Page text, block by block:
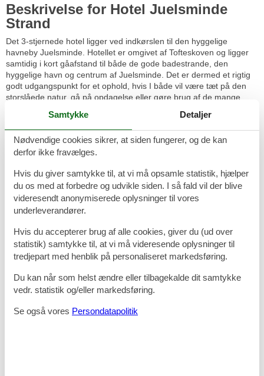
Beskrivelse for Hotel Juelsminde
Strand
Det 3-stjernede hotel ligger ved indkørslen til den hyggelige
havneby Juelsminde. Hotellet er omgivet af Tofteskoven og ligger
samtidig i kort gåafstand til både de gode badestrande, den
hyggelige havn og centrum af Juelsminde. Det er dermed et rigtig
godt udgangspunkt for et ophold, hvis I både vil være tæt på den
storslåede natur, gå på opdagelse eller gøre brug af de mange
Værelser
Efter en dag med oplevelser i Juelsminde, kan I glæde jer til at slå
benene op på et af hotellets værelser. Alle de hyggelige og lyse
har alle værelserne også TV og gratis internet. Flere af værelserne
har udsigt ned over byen og ud til Kattegat.
Restaurant
På Restaurant Færgegaarden kan I glæde jer til at nyde den
gourmetretter baseret på årstidens råvarer. Fra friskfanget fisk og
skaldyr til saftige steaks og vegetariske retter, skaber hotellets
kokke lækre retter med fokus på kvalitet og god smag indenfor
I hotellets bar kan I holde pause eller afslutte dagen ved at nyde en
indbyder den hyggelige terrasse og have til ren afslapning.
Samtykke Detaljer
Nødvendige cookies sikrer, at siden fungerer, og de kan
derfor ikke fravælges.
Hvis du giver samtykke til, at vi må opsamle statistik, hjælper
du os med at forbedre og udvikle siden. I så fald vil der blive
videresendt anonymiserede oplysninger til vores
underleverandører.
Hvis du accepterer brug af alle cookies, giver du (ud over
statistik) samtykke til, at vi må videresende oplysninger til
tredjepart med henblik på personaliseret markedsføring.
Du kan når som helst ændre eller tilbagekalde dit samtykke
vedr. statistik og/eller markedsføring.
Se også vores Persondatapolitik